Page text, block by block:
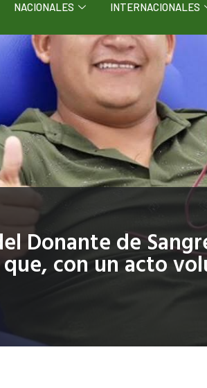
NACIONALES INTERNACIONALES
Donante de
con un acto